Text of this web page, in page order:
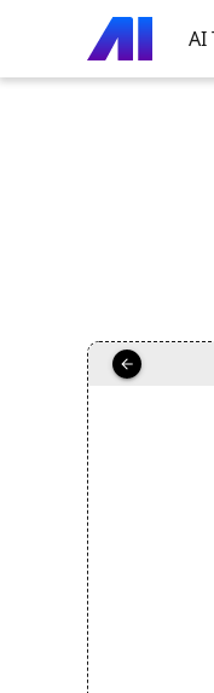
AI